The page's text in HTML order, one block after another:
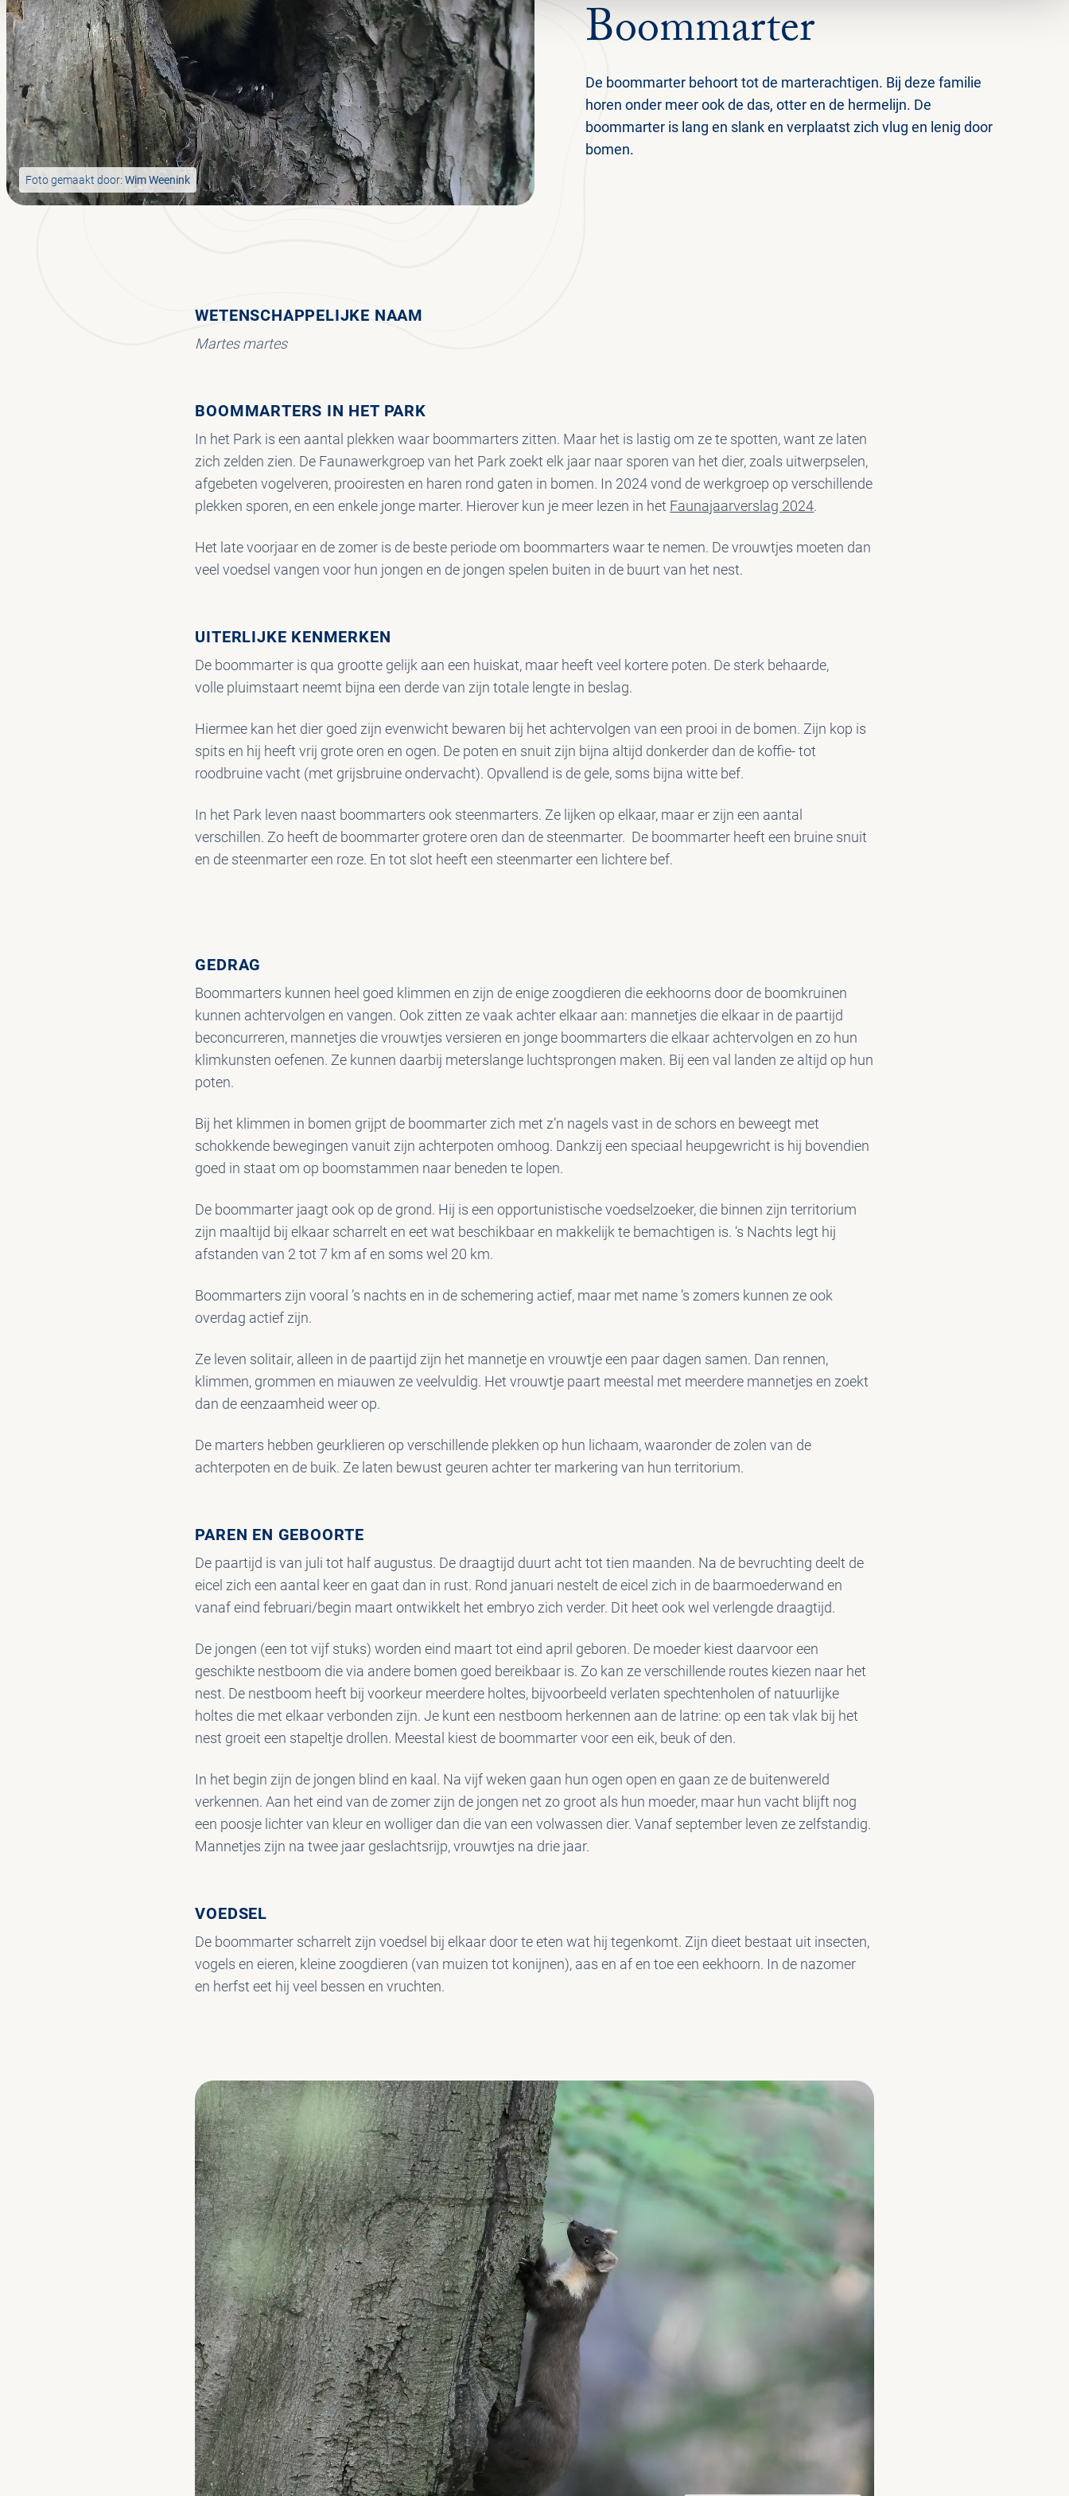
Boommarter
De boommarter behoort tot de marterachtigen. Bij deze familie
horen onder meer ook de das, otter en de hermelijn. De
boommarter is lang en slank en verplaatst zich vlug en lenig door
bomen.
Foto gemaakt door: Wim Weenink
WETENSCHAPPELIJKE NAAM
Martes martes
BOOMMARTERS IN HET PARK
In het Park is een aantal plekken waar boommarters zitten. Maar het is lastig om ze te spotten, want ze laten
zich zelden zien. De Faunawerkgroep van het Park zoekt elk jaar naar sporen van het dier, zoals uitwerpselen,
afgebeten vogelveren, prooiresten en haren rond gaten in bomen. In 2024 vond de werkgroep op verschillende
plekken sporen, en een enkele jonge marter. Hierover kun je meer lezen in het Faunajaarverslag 2024.
Het late voorjaar en de zomer is de beste periode om boommarters waar te nemen. De vrouwtjes moeten dan
veel voedsel vangen voor hun jongen en de jongen spelen buiten in de buurt van het nest.
UITERLIJKE KENMERKEN
De boommarter is qua grootte gelijk aan een huiskat, maar heeft veel kortere poten. De sterk behaarde,
volle pluimstaart neemt bijna een derde van zijn totale lengte in beslag.
Hiermee kan het dier goed zijn evenwicht bewaren bij het achtervolgen van een prooi in de bomen. Zijn kop is
spits en hij heeft vrij grote oren en ogen. De poten en snuit zijn bijna altijd donkerder dan de koffie- tot
roodbruine vacht (met grijsbruine ondervacht). Opvallend is de gele, soms bijna witte bef.
In het Park leven naast boommarters ook steenmarters. Ze lijken op elkaar, maar er zijn een aantal
verschillen. Zo heeft de boommarter grotere oren dan de steenmarter. De boommarter heeft een bruine snuit
en de steenmarter een roze. En tot slot heeft een steenmarter een lichtere bef.
GEDRAG
Boommarters kunnen heel goed klimmen en zijn de enige zoogdieren die eekhoorns door de boomkruinen
kunnen achtervolgen en vangen. Ook zitten ze vaak achter elkaar aan: mannetjes die elkaar in de paartijd
beconcurreren, mannetjes die vrouwtjes versieren en jonge boommarters die elkaar achtervolgen en zo hun
klimkunsten oefenen. Ze kunnen daarbij meterslange luchtsprongen maken. Bij een val landen ze altijd op hun
poten.
Bij het klimmen in bomen grijpt de boommarter zich met z’n nagels vast in de schors en beweegt met
schokkende bewegingen vanuit zijn achterpoten omhoog. Dankzij een speciaal heupgewricht is hij bovendien
goed in staat om op boomstammen naar beneden te lopen.
De boommarter jaagt ook op de grond. Hij is een opportunistische voedselzoeker, die binnen zijn territorium
zijn maaltijd bij elkaar scharrelt en eet wat beschikbaar en makkelijk te bemachtigen is. ‘s Nachts legt hij
afstanden van 2 tot 7 km af en soms wel 20 km.
Boommarters zijn vooral ’s nachts en in de schemering actief, maar met name ’s zomers kunnen ze ook
overdag actief zijn.
Ze leven solitair, alleen in de paartijd zijn het mannetje en vrouwtje een paar dagen samen. Dan rennen,
klimmen, grommen en miauwen ze veelvuldig. Het vrouwtje paart meestal met meerdere mannetjes en zoekt
dan de eenzaamheid weer op.
De marters hebben geurklieren op verschillende plekken op hun lichaam, waaronder de zolen van de
achterpoten en de buik. Ze laten bewust geuren achter ter markering van hun territorium.
PAREN EN GEBOORTE
De paartijd is van juli tot half augustus. De draagtijd duurt acht tot tien maanden. Na de bevruchting deelt de
eicel zich een aantal keer en gaat dan in rust. Rond januari nestelt de eicel zich in de baarmoederwand en
vanaf eind februari/begin maart ontwikkelt het embryo zich verder. Dit heet ook wel verlengde draagtijd.
De jongen (een tot vijf stuks) worden eind maart tot eind april geboren. De moeder kiest daarvoor een
geschikte nestboom die via andere bomen goed bereikbaar is. Zo kan ze verschillende routes kiezen naar het
nest. De nestboom heeft bij voorkeur meerdere holtes, bijvoorbeeld verlaten spechtenholen of natuurlijke
holtes die met elkaar verbonden zijn. Je kunt een nestboom herkennen aan de latrine: op een tak vlak bij het
nest groeit een stapeltje drollen. Meestal kiest de boommarter voor een eik, beuk of den.
In het begin zijn de jongen blind en kaal. Na vijf weken gaan hun ogen open en gaan ze de buitenwereld
verkennen. Aan het eind van de zomer zijn de jongen net zo groot als hun moeder, maar hun vacht blijft nog
een poosje lichter van kleur en wolliger dan die van een volwassen dier. Vanaf september leven ze zelfstandig.
Mannetjes zijn na twee jaar geslachtsrijp, vrouwtjes na drie jaar.
VOEDSEL
De boommarter scharrelt zijn voedsel bij elkaar door te eten wat hij tegenkomt. Zijn dieet bestaat uit insecten,
vogels en eieren, kleine zoogdieren (van muizen tot konijnen), aas en af en toe een eekhoorn. In de nazomer
en herfst eet hij veel bessen en vruchten.